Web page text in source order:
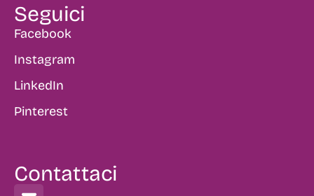
Seguici
Facebook
Instagram
LinkedIn
Pinterest
Contattaci